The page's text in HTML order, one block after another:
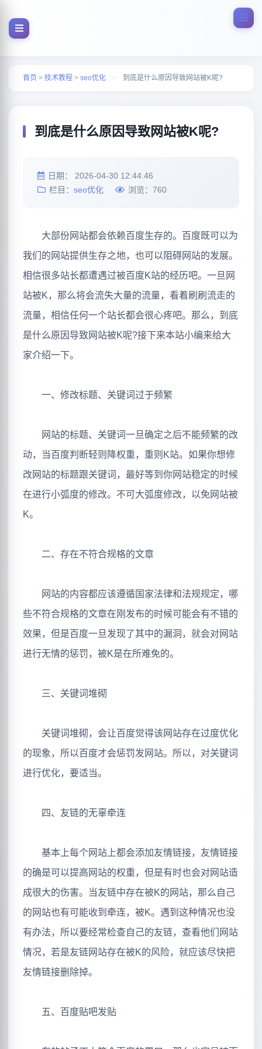
首页 > 技术教程 > seo优化 > 到底是什么原因导致网站被K呢?
到底是什么原因导致网站被K呢?
日期： 2026-04-30 12:44:46
栏目： seo优化 浏览： 760
大部份网站都会依赖百度生存的。百度既可以为
我们的网站提供生存之地，也可以阻碍网站的发展。
相信很多站长都遭遇过被百度K站的经历吧。一旦网
站被K，那么将会流失大量的流量，看着刷刷流走的
流量，相信任何一个站长都会很心疼吧。那么，到底
是什么原因导致网站被K呢?接下来本站小编来给大
家介绍一下。
一、修改标题、关键词过于频繁
网站的标题、关键词一旦确定之后不能频繁的改
动，当百度判断轻则降权重，重则K站。如果你想修
改网站的标题跟关键词，最好等到你网站稳定的时候
在进行小弧度的修改。不可大弧度修改，以免网站被
K。
二、存在不符合规格的文章
网站的内容都应该遵循国家法律和法规规定，哪
些不符合规格的文章在刚发布的时候可能会有不错的
效果，但是百度一旦发现了其中的漏洞，就会对网站
进行无情的惩罚，被K是在所难免的。
三、关键词堆砌
关键词堆砌，会让百度觉得该网站存在过度优化
的现象，所以百度才会惩罚发网站。所以，对关键词
进行优化，要适当。
四、友链的无辜牵连
基本上每个网站上都会添加友情链接，友情链接
的确是可以提高网站的权重，但是有时也会对网站造
成很大的伤害。当友链中存在被K的网站，那么自己
的网站也有可能收到牵连，被K。遇到这种情况也没
有办法，所以要经常检查自己的友链，查看他们网站
情况，若是友链网站存在被K的风险，就应该尽快把
友情链接删除掉。
五、百度贴吧发贴